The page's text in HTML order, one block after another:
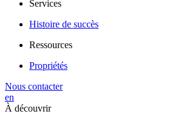
Services
Histoire de succès
Ressources
Propriétés
Nous contacter
en
À découvrir